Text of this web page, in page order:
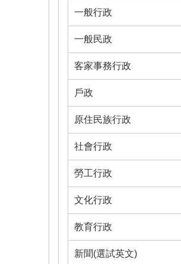
一般行政
一般民政
客家事務行政
戶政
原住民族行政
社會行政
勞工行政
文化行政
教育行政
新聞(選試英文)